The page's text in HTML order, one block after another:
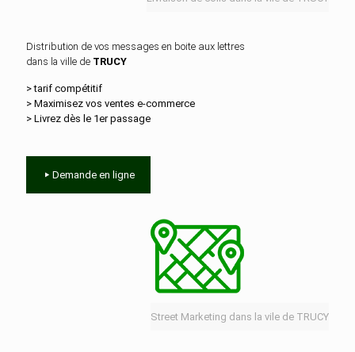
Distribution de vos messages en boite aux lettres
dans la ville de TRUCY
> tarif compétitif
> Maximisez vos ventes e‑commerce
> Livrez dès le 1er passage
Demande en ligne
Street Marketing dans la vile de TRUCY